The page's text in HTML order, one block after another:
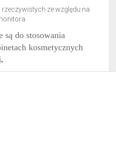
ze względu na
są do stosowania
kosmetycznych